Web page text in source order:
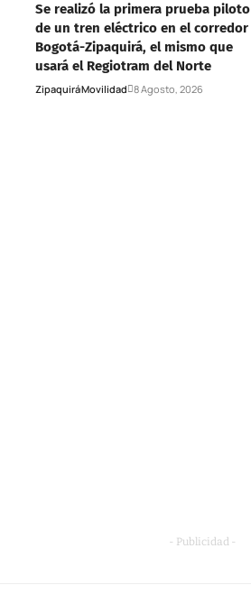
Se realizó la primera prueba piloto
de un tren eléctrico en el corredor
Bogotá-Zipaquirá, el mismo que
usará el Regiotram del Norte
ZipaquiráMovilidad 8 Agosto, 2026
- Publicidad -